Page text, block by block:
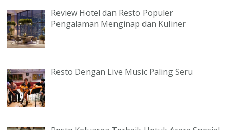
Review Hotel dan Resto Populer
Pengalaman Menginap dan Kuliner
Resto Dengan Live Music Paling Seru